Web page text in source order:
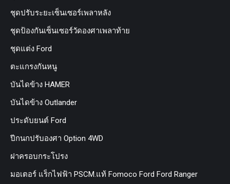
ชุดปรับระยะเซ็นเซอร์เพลาหลัง
ชุดป้องกันเซ็นเซอร์วัดองศาเพลาท้าย
ชุดแต่ง Ford
ตะแกรงกันหนู
บันไดข้าง HAMER
บันไดข้าง Outlander
ประดับยนต์ Ford
ปีกนกปรับองศา Option 4WD
ฝาครอบกระโปรง
มอเตอร์ แร็กไฟฟ้า PSCM.แท้ Fomoco Ford Ford Ranger